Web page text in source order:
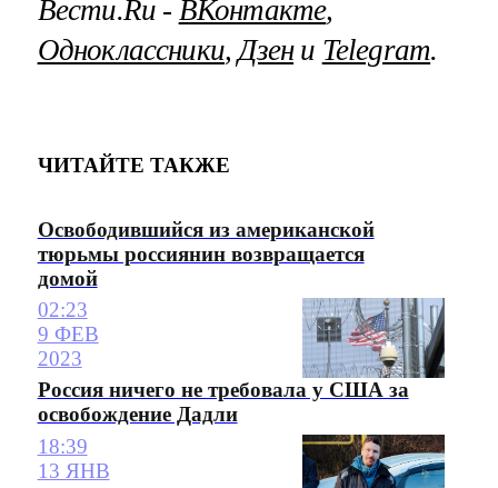
Вести.Ru ‐ ВКонтакте,
Одноклассники, Дзени Telegram.
ЧИТАЙТЕ ТАКЖЕ
Освободившийся из американской
тюрьмы россиянин возвращается
домой
02:23
9 ФЕВ
2023
Россия ничего не требовала у США за
освобождение Дадли
18:39
13 ЯНВ